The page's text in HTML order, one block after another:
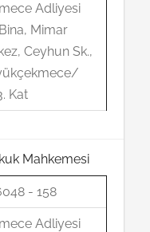
Adliyesi
Mimar
Ceyhun Sk.,
Kat
Mahkemesi
- 158
Adliyesi